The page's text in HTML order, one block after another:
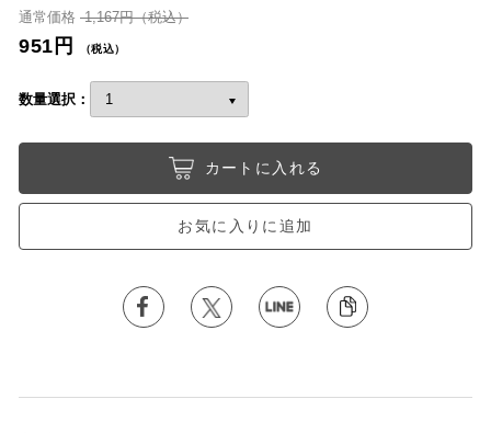
通常価格 1,167円（税込）
951円 （税込）
数量選択：
カートに入れる
お気に入りに追加